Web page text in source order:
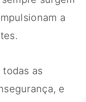
a
todas as
e